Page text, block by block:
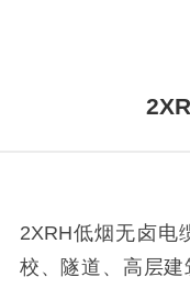
2XRH低烟无卤电
校、隧道、高层建